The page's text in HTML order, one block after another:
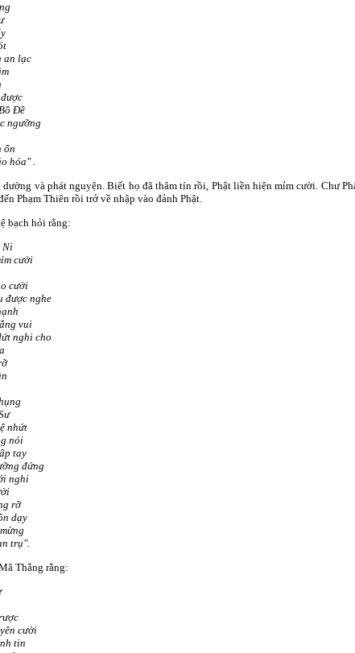
an lạc
Ðề
ngưỡng
ổn
hóa" .
và phát nguyện. Biết họ đã thâm tín rồi, Phật liền hiện mỉm cười. Chư
Phạm Thiên rồi trở về nhập vào đảnh Phật.
bạch hỏi rằng:
Ni
cười
cười
được nghe
vui
nghi cho
nhứt
nói
tay
đứng
nghi
rỡ
dạy
trụ".
Thắng rằng:
cười
tin